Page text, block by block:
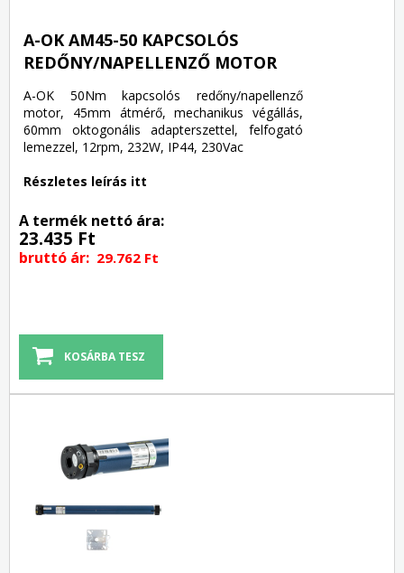
A-OK AM45-50 KAPCSOLÓS
REDŐNY/NAPELLENZŐ MOTOR
A-OK 50Nm kapcsolós redőny/napellenző
motor, 45mm átmérő, mechanikus végállás,
60mm oktogonális adapterszettel, felfogató
lemezzel, 12rpm, 232W, IP44, 230Vac
Részletes leírás itt
A termék nettó ára:
23.435 Ft
bruttó ár: 29.762 Ft